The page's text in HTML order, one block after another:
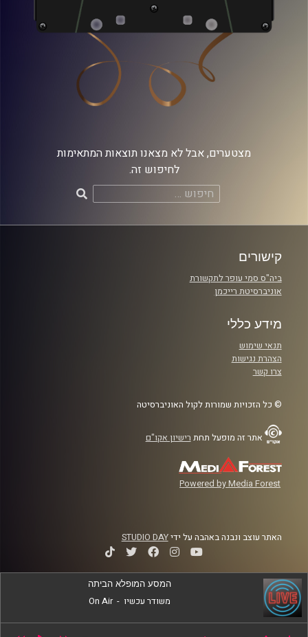
מצטערים, אבל לא מצאנו תוצאות המתאימות
לחיפוש זה.
חיפוש:
קישורים
ביה"ס סמי עופר לתקשורת
אוניברסיטת רייכמן
מידע כללי
תנאי שימוש
הצהרת נגישות
צרו קשר
© כל הזכויות שמורות לקול האוניברסיטה
אתר זה מופעל תחת רישיון אקו"ם
Powered by Media Forest
האתר עוצב ונבנה באהבה על ידיSTUDIO DAY
המסע המופלא הביתה
משודר עכשיו -
On Air